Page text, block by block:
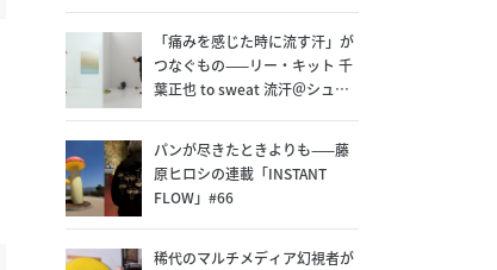
「痛みを感じた時に流す汗」が
つなぐもの——リー・キット 千
葉正也 to sweat 流汗＠シュウ
パンが尽きたときよりも——藤
原ヒロシの連載「INSTANT
FLOW」#66
稀代のマルチメディア幻視者が